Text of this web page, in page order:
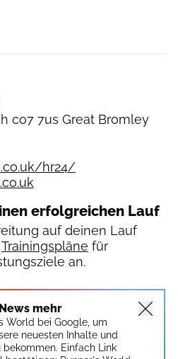
co7 7us Great Bromley
hr24/
erfolgreichen Lauf
auf deinen Lauf
Trainingspläne für
an.
mehr
World bei Google, um
neuesten Inhalte und
Einfach Link